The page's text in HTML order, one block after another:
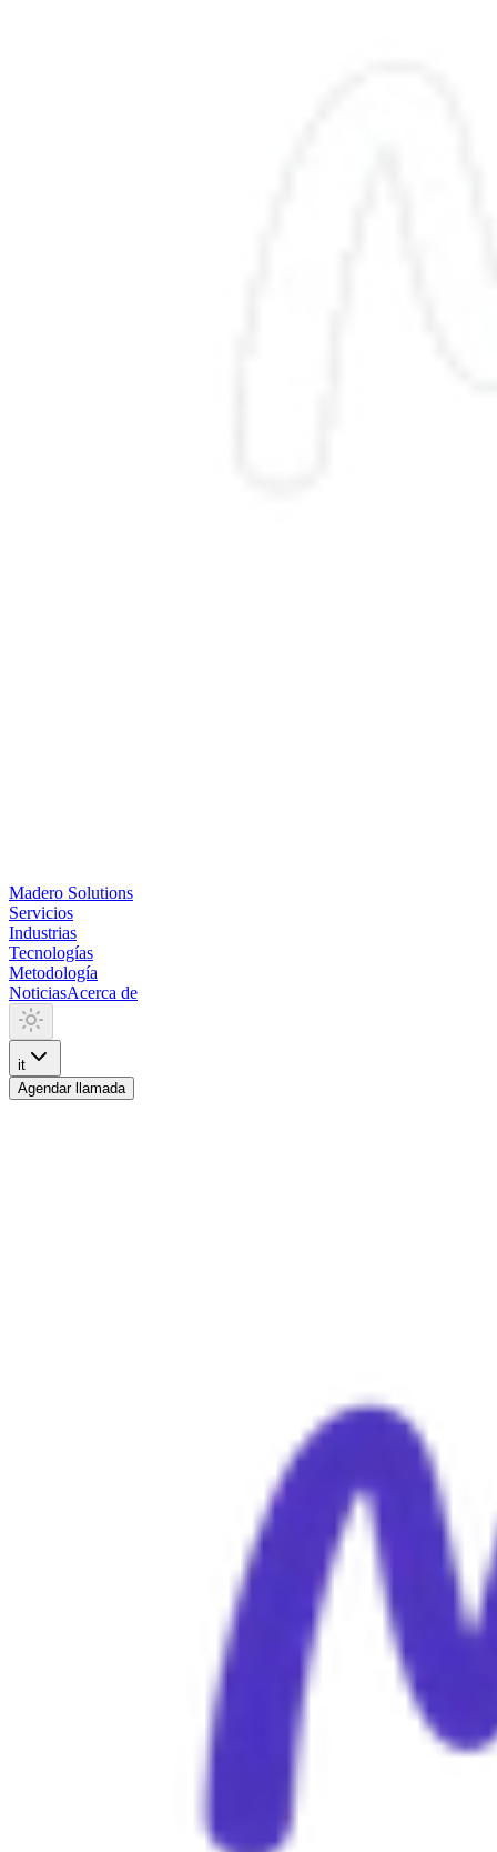
Madero Solutions
Servicios
Industrias
Tecnologías
Metodología
NoticiasAcerca de
it
Agendar llamada